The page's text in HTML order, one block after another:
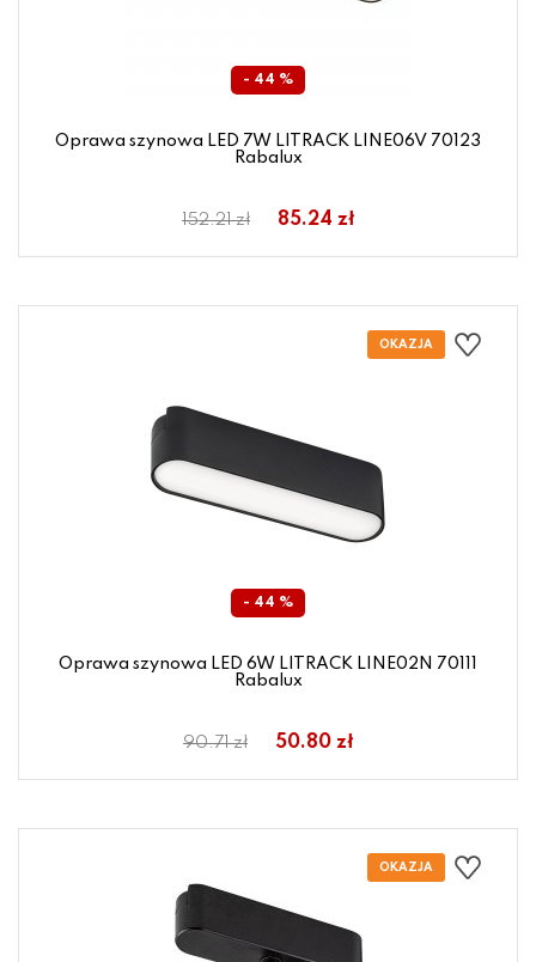
- 44 %
Oprawa szynowa LED 7W LITRACK LINE06V 70123
Rabalux
152.21 zł 85.24 zł
- 44 %
Oprawa szynowa LED 6W LITRACK LINE02N 70111
Rabalux
90.71 zł 50.80 zł